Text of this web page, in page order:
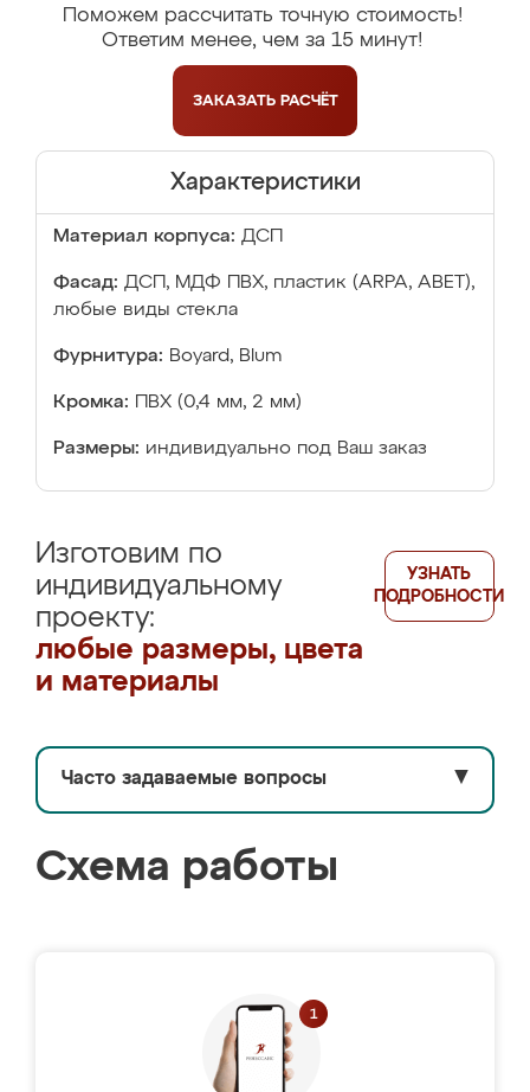
Поможем рассчитать точную стоимость!
Ответим менее, чем за 15 минут!
ЗАКАЗАТЬ РАСЧЁТ
Характеристики
Материал корпуса: ДСП
Фасад: ДСП, МДФ ПВХ, пластик (ARPA, ABET),
любые виды стекла
Фурнитура: Boyard, Blum
Кромка: ПВХ (0,4 мм, 2 мм)
Размеры: индивидуально под Ваш заказ
Изготовим по
индивидуальному
проекту:
любые размеры, цвета
и материалы
УЗНАТЬ
ПОДРОБНОСТИ
Часто задаваемые вопросы ▼
Схема работы